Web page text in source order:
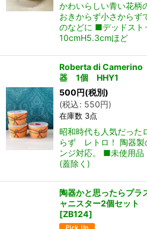
かわいらしい青い花柄
おきからず小さからず
のなどに ■デッドス
10cmH5.3cmほど
Roberta di
器 1個 HHY1
500 円(税別)
(税込: 550円)
在庫数 3点
昭和時代も人気だった
らず レトロ！ 陶器製
ンジ対応。 ■未使用
(蓋除く)
陶器かと思ったらプラ
ャニスター2個セッ
[ZB124]